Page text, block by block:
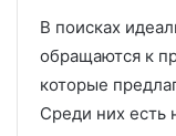
В поисках
обращаются к
которые
Среди них есть